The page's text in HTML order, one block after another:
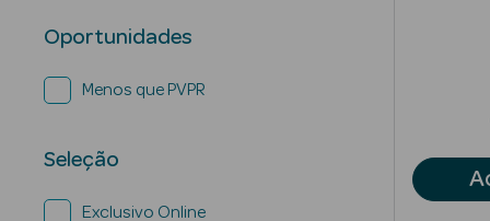
Oportunidades
Menos que PVPR
Seleção
Exclusivo Online